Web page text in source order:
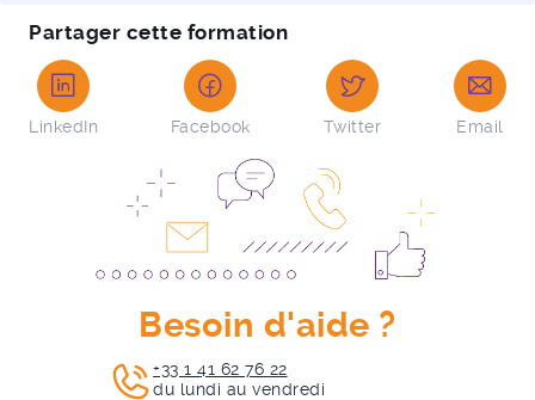
Partager cette formation
LinkedIn Facebook Twitter Email
Besoin d'aide ?
+33 1 41 62 76 22
du lundi au vendredi